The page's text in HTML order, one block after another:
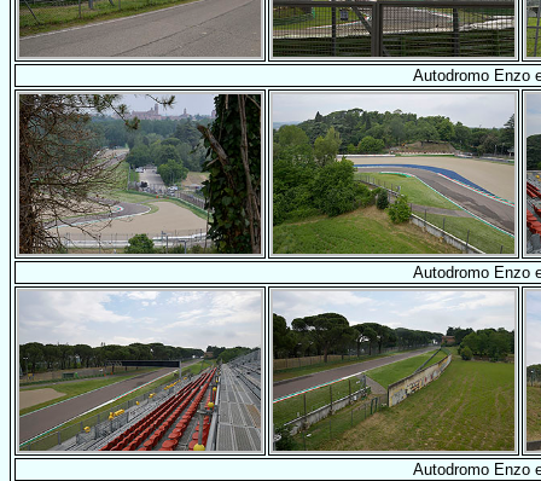
Autodromo Enzo
Autodromo Enzo
Autodromo Enzo